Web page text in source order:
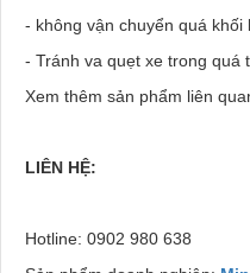
- không vận chuyển quá khối
- Tránh va quẹt xe trong quá
Xem thêm sản phẩm liên
LIÊN HỆ:
Hotline: 0902 980 638